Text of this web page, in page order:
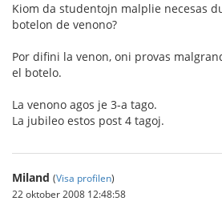
Kiom da studentojn malplie necesas
botelon de venono?
Por difini la venon, oni provas
el botelo.
La venono agos je 3-a tago.
La jubileo estos post 4 tagoj.
Miland (Visa profilen)
22 oktober 2008 12:48:58